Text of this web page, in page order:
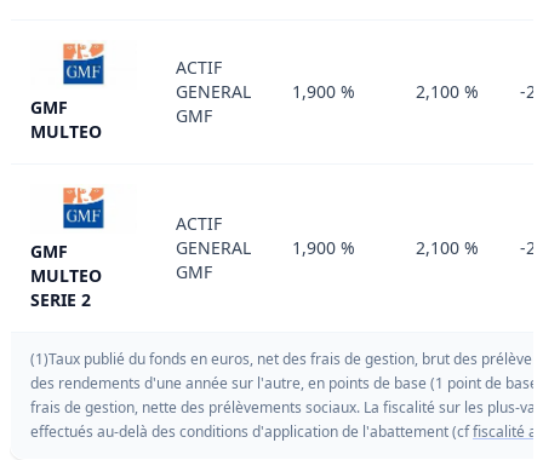
GMF
MULTEO
ACTIF
GENERAL
GMF
1,900 % 2,100 % -
GMF
MULTEO
SERIE 2
ACTIF
GENERAL
GMF
1,900 % 2,100 % -
(1)Taux publié du fonds en euros, net des frais de gestion, brut des
des rendements d'une année sur l'autre, en points de base (1 point de
frais de gestion, nette des prélèvements sociaux. La fiscalité sur les plus-
effectués au-delà des conditions d'application de l'abattement (cffiscalité